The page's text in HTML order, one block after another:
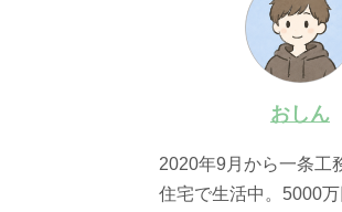
おしん
2020年9月から一条工
住宅で生活中。5000